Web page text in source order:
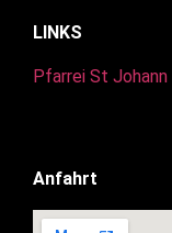
LINKS
Pfarrei St Johann
Anfahrt